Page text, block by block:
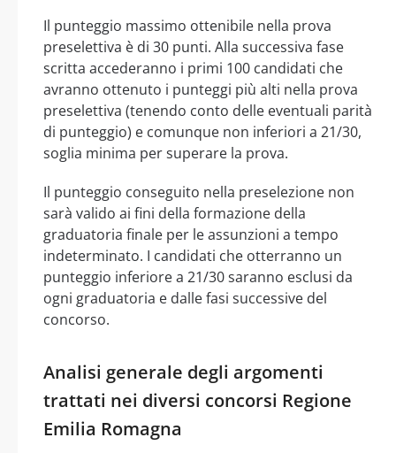
Il punteggio massimo ottenibile nella prova
preselettiva è di 30 punti. Alla successiva fase
scritta accederanno i primi 100 candidati che
avranno ottenuto i punteggi più alti nella prova
preselettiva (tenendo conto delle eventuali parità
di punteggio) e comunque non inferiori a 21/30,
soglia minima per superare la prova.
Il punteggio conseguito nella preselezione non
sarà valido ai fini della formazione della
graduatoria finale per le assunzioni a tempo
indeterminato. I candidati che otterranno un
punteggio inferiore a 21/30 saranno esclusi da
ogni graduatoria e dalle fasi successive del
concorso.
Analisi generale degli argomenti
trattati nei diversi concorsi Regione
Emilia Romagna